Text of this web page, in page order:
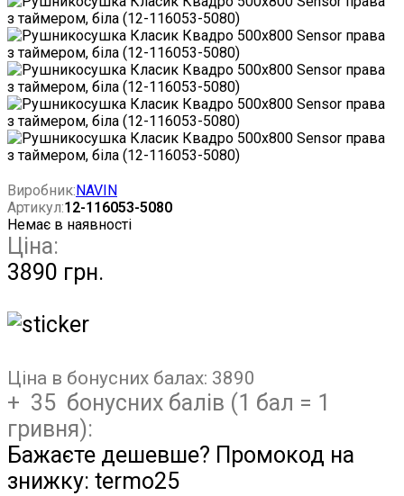
Виробник: NAVIN
Артикул:12-116053-5080
Немає в наявності
Ціна:
3890 грн.
Ціна в бонусних балах: 3890
+ 35 бонусних балів (1 бал = 1
гривня):
Бажаєте дешевше? Промокод на
знижку: termo25